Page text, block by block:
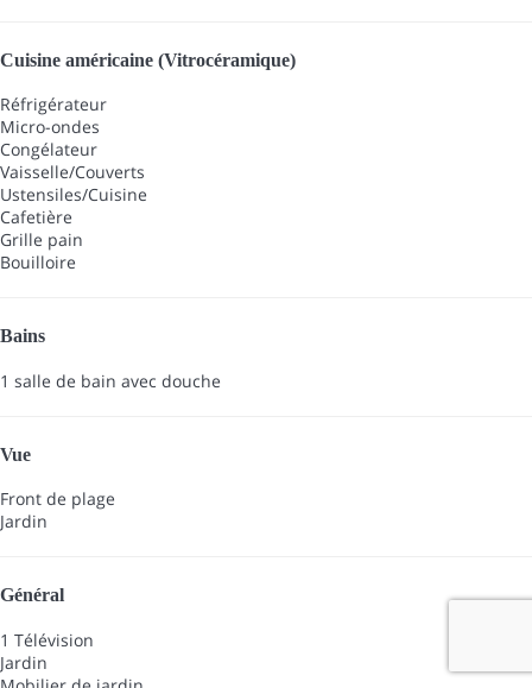
Cuisine américaine (Vitrocéramique)
Réfrigérateur
Micro-ondes
Congélateur
Vaisselle/Couverts
Ustensiles/Cuisine
Cafetière
Grille pain
Bouilloire
Bains
1 salle de bain avec douche
Vue
Front de plage
Jardin
Général
1 Télévision
Jardin